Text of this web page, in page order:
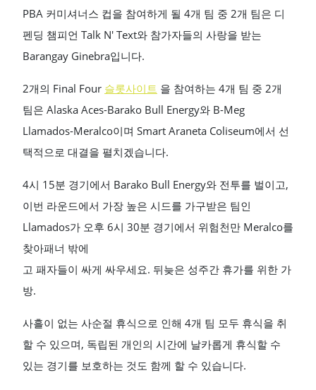
PBA 커미셔너스 컵을 참여하게 될 4개 팀 중 2개 팀은 디
펜딩 챔피언 Talk N' Text와 참가자들의 사랑을 받는
Barangay Ginebra입니다.
2개의 Final Four 슬롯사이트 을 참여하는 4개 팀 중 2개
팀은 Alaska Aces-Barako Bull Energy와 B-Meg
Llamados-Meralco이며 Smart Araneta Coliseum에서 선
택적으로 대결을 펼치겠습니다.
4시 15분 경기에서 Barako Bull Energy와 전투를 벌이고,
이번 라운드에서 가장 높은 시드를 가구받은 팀인
Llamados가 오후 6시 30분 경기에서 위험천만 Meralco를
찾아패너 밖에
고 패자들이 싸게 싸우세요. 뒤늦은 성주간 휴가를 위한 가
방.
사흘이 없는 사순절 휴식으로 인해 4개 팀 모두 휴식을 취
할 수 있으며, 독립된 개인의 시간에 날카롭게 휴식할 수
있는 경기를 보호하는 것도 함께 할 수 있습니다.